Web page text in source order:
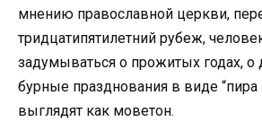
мнению православной церкви,
тридцатипятилетний рубеж,
задумываться о прожитых годах,
бурные празднования в виде “пира
выглядят как моветон.